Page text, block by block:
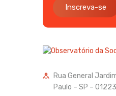
Inscreva-se
Rua General
Paulo – SP –